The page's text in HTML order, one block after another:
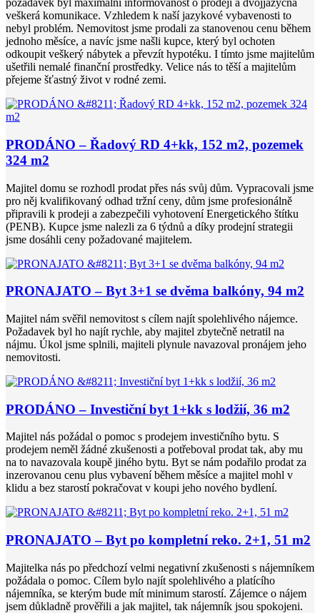
požadavek byl maximální informovanost o prodeji a dvojjazyčná
veškerá komunikace. Vzhledem k naší jazykové vybavenosti to
nebyl problém. Nemovitost jsme prodali za stanovenou cenu během
jednoho měsíce, a navíc jsme našli kupce, který byl ochoten
odkoupit veškerý nábytek a převzít hypotéku. I tímto jsme majitelům
ušetřili nemalé finanční prostředky. Velice nás to těší a majitelům
přejeme šťastný život v rodné zemi.
PRODÁNO – Řadový RD 4+kk, 152 m2, pozemek
324 m2
Majitel domu se rozhodl prodat přes nás svůj dům. Vypracovali jsme
pro něj kvalifikovaný odhad tržní ceny, dům jsme profesionálně
připravili k prodeji a zabezpečili vyhotovení Energetického štítku
(PENB). Kupce jsme nalezli za 6 týdnů a díky prodejní strategii
jsme dosáhli ceny požadované majitelem.
PRONAJATO – Byt 3+1 se dvěma balkóny, 94 m2
Majitel nám svěřil nemovitost s cílem najít spolehlivého nájemce.
Požadavek byl ho najít rychle, aby majitel zbytečně netratil na
nájmu. Úkol jsme splnili, majiteli plynule navazoval pronájem jeho
nemovitosti.
PRODÁNO – Investiční byt 1+kk s lodžií, 36 m2
Majitel nás požádal o pomoc s prodejem investičního bytu. S
prodejem neměl žádné zkušenosti a potřeboval prodat tak, aby mu
na to navazovala koupě jiného bytu. Byt se nám podařilo prodat za
inzerovanou cenu plus vybavení během měsíce a majitel mohl v
klidu a bez starostí pokračovat v koupi jeho nového bydlení.
PRONAJATO – Byt po kompletní reko. 2+1, 51 m2
Majitelka nás po předchozí velmi negativní zkušenosti s nájemníkem
požádala o pomoc. Cílem bylo najít spolehlivého a platícího
nájemníka, se kterým bude mít minimum starostí. Zájemce o nájem
jsem důkladně prověřili a jak majitel, tak nájemník jsou spokojeni.